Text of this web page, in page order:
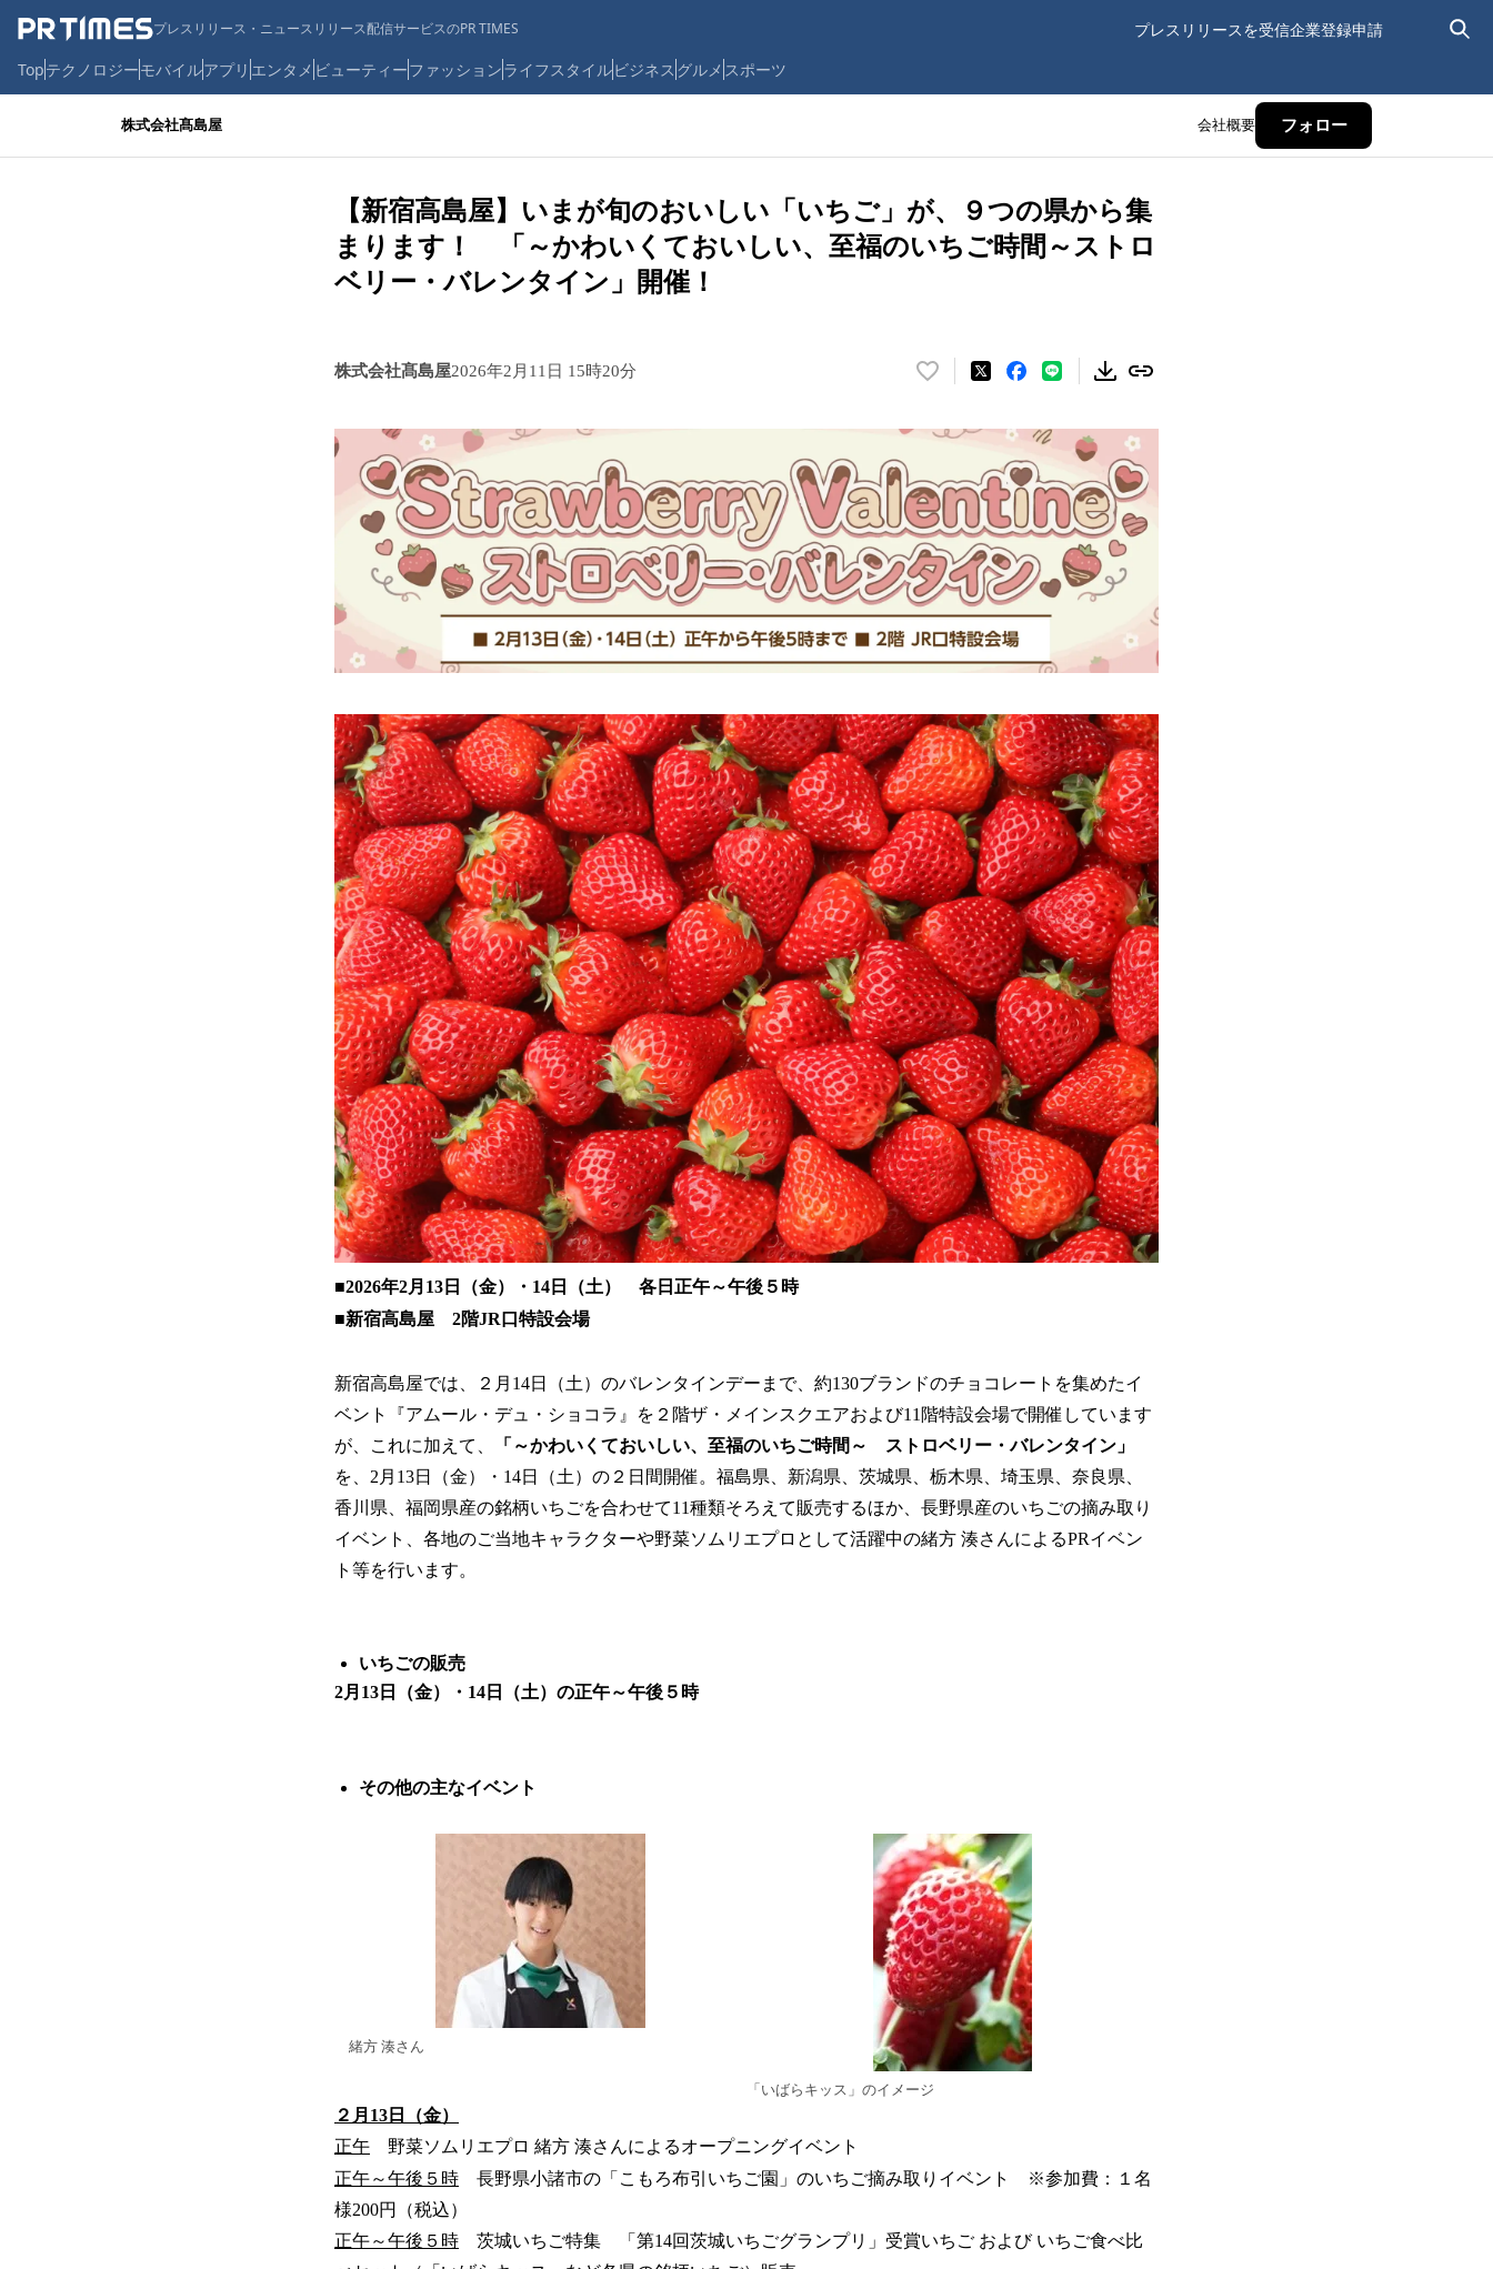
プレスリリース・ニュースリリース配信サービスのPR TIMES プレスリリースを受信企業登録申請
Topテクノロジーモバイルアプリ エンタメ ビューティーファッションライフスタイルビジネス グルメ スポーツ
株式会社髙島屋 会社概要 フォロー
【新宿高島屋】いまが旬のおいしい「いちご」が、９つの県から集
まります！ 「～かわいくておいしい、至福のいちご時間～ストロ
ベリー・バレンタイン」開催！
株式会社髙島屋2026年2月11日 15時20分
い
ね
を
読
み
込
み
中
で
す
■2026年2月13日（金）・14日（土） 各日正午～午後５時
■新宿高島屋 2階JR口特設会場
新宿高島屋では、２月14日（土）のバレンタインデーまで、約130ブランドのチョコレートを集めたイ
ベント『アムール・デュ・ショコラ』を２階ザ・メインスクエアおよび11階特設会場で開催しています
が、これに加えて、
「～かわいくておいしい、至福のいちご時間～ ストロベリー・バレンタイン」
を、2月13日（金）・14日（土）の２日間開催。福島県、新潟県、茨城県、栃木県、埼玉県、奈良県、
香川県、福岡県産の銘柄いちごを合わせて11種類そろえて販売するほか、長野県産のいちごの摘み取り
イベント、各地のご当地キャラクターや野菜ソムリエプロとして活躍中の緒方 湊さんによるPRイベン
ト等を行います。
いちごの販売
2月13日（金）・14日（土）の正午～午後５時
その他の主なイベント
緒方 湊さん
「いばらキッス」のイメージ
２月13日（金）
正午 野菜ソムリエプロ 緒方 湊さんによるオープニングイベント
正午～午後５時 長野県小諸市の「こもろ布引いちご園」のいちご摘み取りイベント ※参加費：１名
様200円（税込）
正午～午後５時 茨城いちご特集 「第14回茨城いちごグランプリ」受賞いちご および いちご食べ比